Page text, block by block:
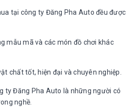
tại công ty Đăng Pha Auto đều được
mẫu mã và các món đồ chơi khác
chất tốt, hiện đại và chuyên nghiệp.
ty Đăng Pha Auto là những người có
nghề.